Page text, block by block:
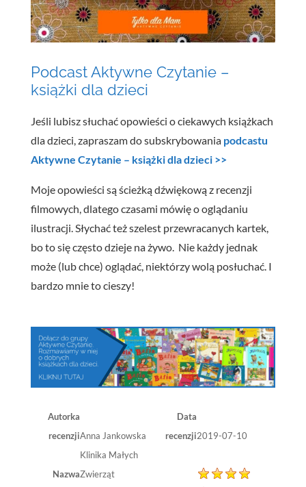
Podcast Aktywne Czytanie –
książki dla dzieci
Jeśli lubisz słuchać opowieści o ciekawych książkach
dla dzieci, zapraszam do subskrybowania podcastu
Aktywne Czytanie – książki dla dzieci >>
Moje opowieści są ścieżką dźwiękową z recenzji
filmowych, dlatego czasami mówię o oglądaniu
ilustracji. Słychać też szelest przewracanych kartek,
bo to się często dzieje na żywo. Nie każdy jednak
może (lub chce) oglądać, niektórzy wolą posłuchać. I
bardzo mnie to cieszy!
Autorka
recenzjiAnna Jankowska
Data
recenzji2019-07-10
Nazwa
Klinika Małych
Zwierząt